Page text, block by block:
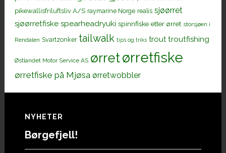
pikewallisfriluftsliv A/S raymarine Norge realis sjøørret
sjøørretfiske spearheadryuki spinnfiske etter ørret storsjøen i
Rendalen Svartzonker tailwalk tips og triks trout troutfishing
Østlandet Motor Service AS ørretørretfiske
ørretfiske på Mjøsa ørretwobbler
Footer
NYHETER
Børgefjell!